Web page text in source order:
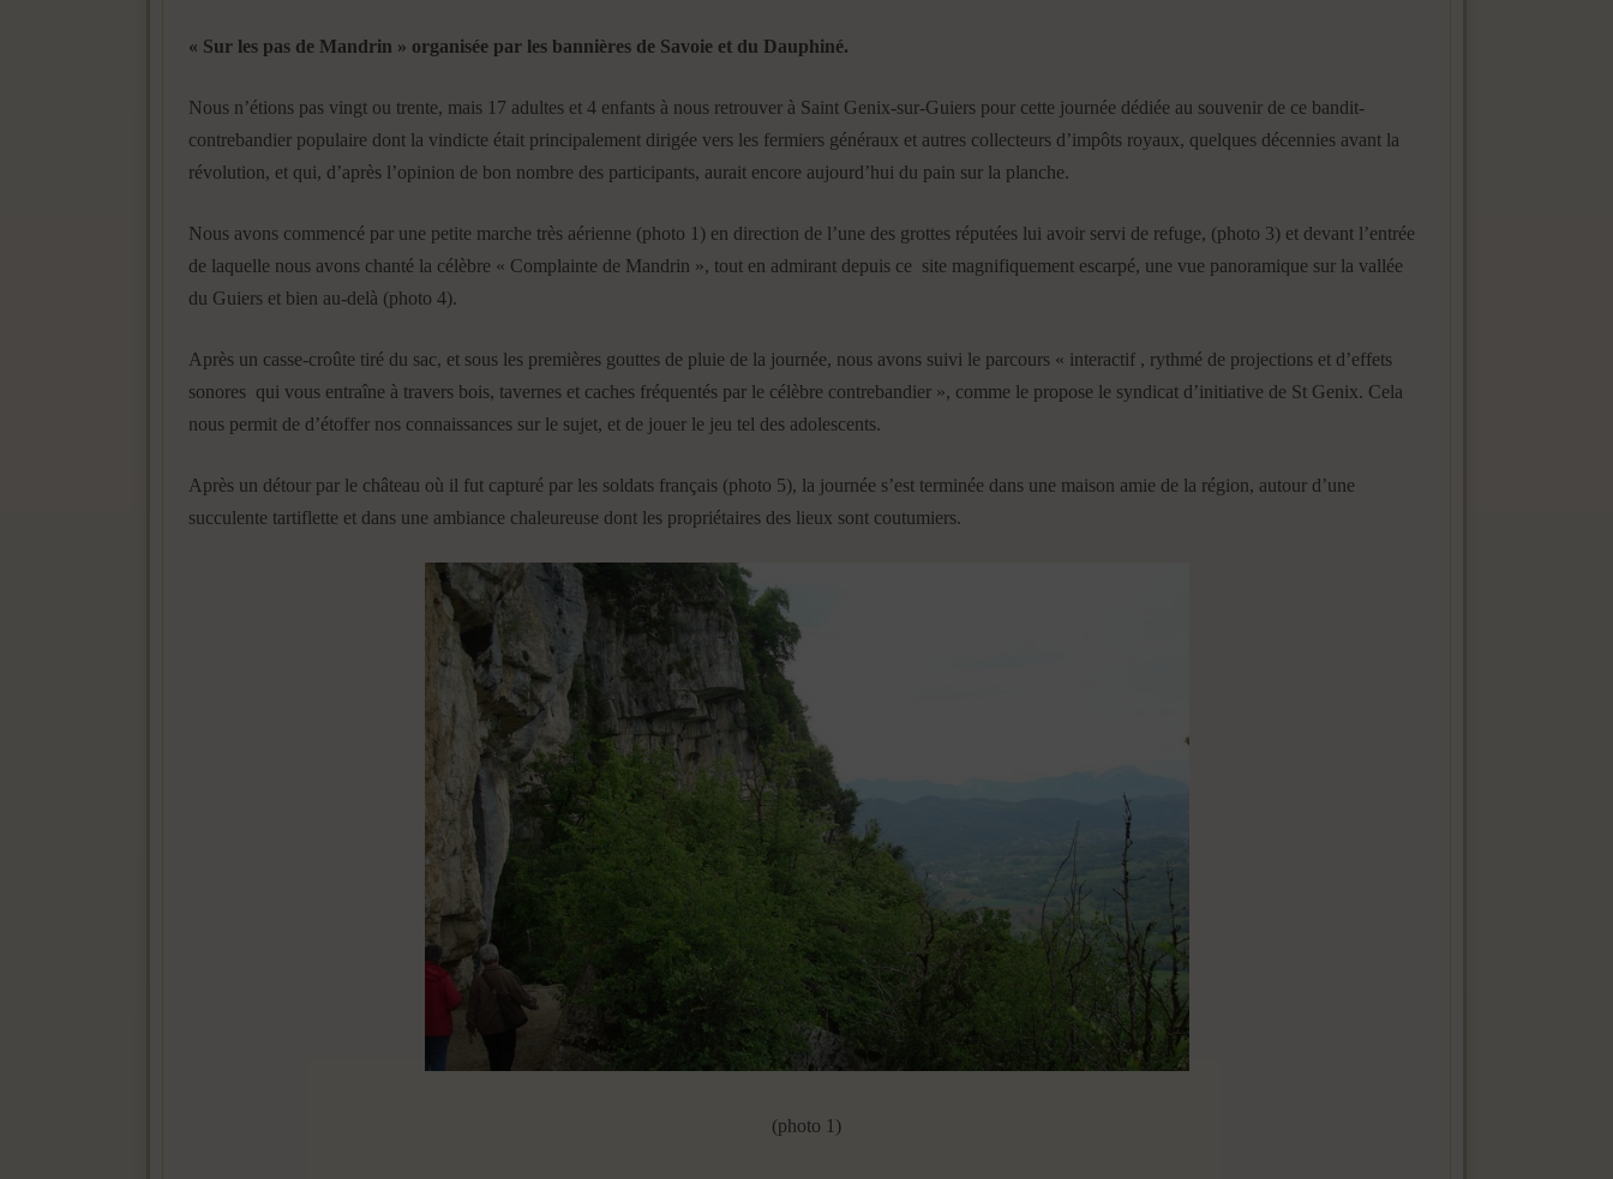
« Sur les pas de Mandrin » organisée par les bannières de Savoie et du Dauphiné.
Nous n’étions pas vingt ou trente, mais 17 adultes et 4 enfants à nous retrouver à Saint Genix-sur-Guiers pour cette journée dédiée au souvenir de ce bandit-
contrebandier populaire dont la vindicte était principalement dirigée vers les fermiers généraux et autres collecteurs d’impôts royaux, quelques décennies avant la
révolution, et qui, d’après l’opinion de bon nombre des participants, aurait encore aujourd’hui du pain sur la planche.
Nous avons commencé par une petite marche très aérienne (photo 1) en direction de l’une des grottes réputées lui avoir servi de refuge, (photo 3) et devant l’entrée
de laquelle nous avons chanté la célèbre « Complainte de Mandrin », tout en admirant depuis ce site magnifiquement escarpé, une vue panoramique sur la vallée
du Guiers et bien au-delà (photo 4).
Après un casse-croûte tiré du sac, et sous les premières gouttes de pluie de la journée, nous avons suivi le parcours « interactif , rythmé de projections et d’effets
sonores qui vous entraîne à travers bois, tavernes et caches fréquentés par le célèbre contrebandier », comme le propose le syndicat d’initiative de St Genix. Cela
nous permit de d’étoffer nos connaissances sur le sujet, et de jouer le jeu tel des adolescents.
Après un détour par le château où il fut capturé par les soldats français (photo 5), la journée s’est terminée dans une maison amie de la région, autour d’une
succulente tartiflette et dans une ambiance chaleureuse dont les propriétaires des lieux sont coutumiers.
(photo 1)